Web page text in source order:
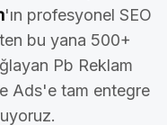
'ın profesyonel SEO
bu yana 500+
Pb Reklam
Ads'e tam entegre